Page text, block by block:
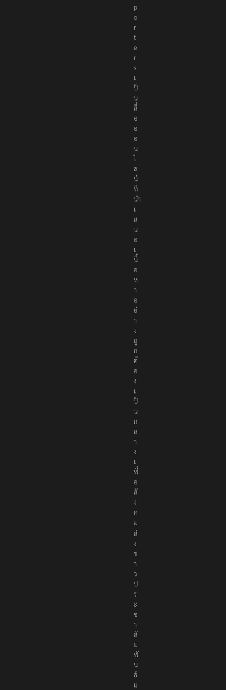
p
o
r
t
e
r
s
เ
ป็
น
สื่
อ
อ
อ
น
ไ
ล
น์
ที่
นำ
เ
ส
น
อ
เ
นื้
อ
ห
า
อ
ย่
า
ง
ถู
ก
ต้
อ
ง
เ
ป็
น
ก
ล
า
ง
เ
พื่
อ
สั
ง
ค
ม
ส่
ง
ข่
า
ว
ป
ร
ะ
ช
า
สั
ม
พั
น
ธ์
แ